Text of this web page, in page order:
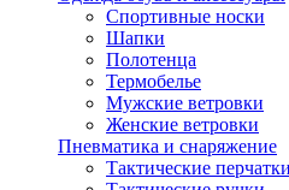
Спортивные носки
Шапки
Полотенца
Термобелье
Мужские ветровки
Женские ветровки
Пневматика и снаряжение
Тактические перчатки